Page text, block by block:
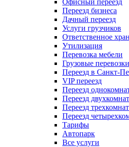
Переезд бизнеса
Дачный переезд
Услуги грузчиков
Ответственное
Утилизация
Перевозка мебели
Грузовые перевозки
Переезд в Санкт-
VIP переезд
Переезд
Переезд
Переезд
Переезд
Тарифы
Автопарк
Все услуги